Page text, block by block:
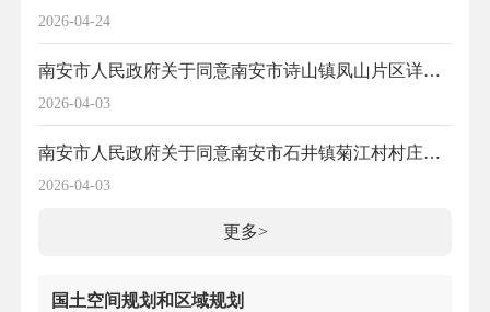
2026-04-24
2026-04-03
南安市人民政府关于同意南安市诗山镇凤山片区详细规划（2026）的批复
2026-04-03
南安市人民政府关于同意南安市石井镇菊江村村庄规划修改的批复
更多>
国土空间规划和区域规划